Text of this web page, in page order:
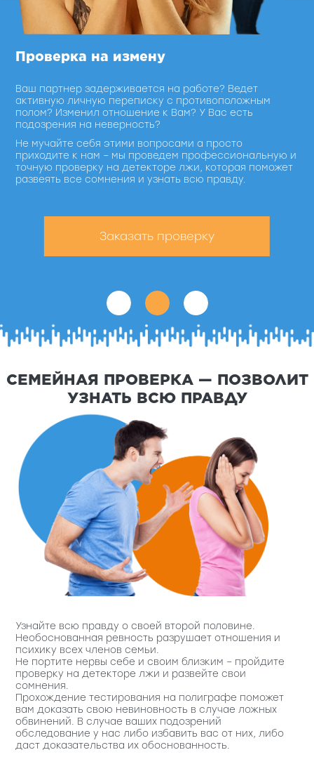
Проверка на измену
Ваш партнер задерживается на работе? Ведет
активную личную переписку с противоположным
полом? Изменил отношение к Вам? У Вас есть
подозрения на неверность?
Не мучайте себя этими вопросами а просто
приходите к нам – мы проведем профессиональную и
точную проверку на детекторе лжи, которая поможет
развеять все сомнения и узнать всю правду.
Заказать проверку
СЕМЕЙНАЯ ПРОВЕРКА — ПОЗВОЛИТ
УЗНАТЬ ВСЮ ПРАВДУ
Узнайте всю правду о своей второй половине.
Необоснованная ревность разрушает отношения и
психику всех членов семьи.
Не портите нервы себе и своим близким – пройдите
проверку на детекторе лжи и развейте свои
сомнения.
Прохождение тестирования на полиграфе поможет
вам доказать свою невиновность в случае ложных
обвинений. В случае ваших подозрений
обследование у нас либо избавить вас от них, либо
даст доказательства их обоснованность.